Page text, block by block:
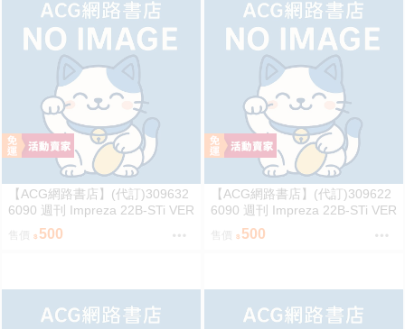
【ACG網路書店】(代訂)309632
6090 週刊 Impreza 22B-STi VER
SION をつくる (5)
售價 500
【ACG網路書店】(代訂)309622
6090 週刊 Impreza 22B-STi VER
SION をつくる (4)
售價 500